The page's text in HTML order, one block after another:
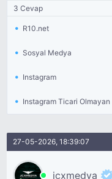
3 Cevap
R10.net
Sosyal Medya
Instagram
Instagram Ticari
27-05-2026, 18:39:07
jcxmedya